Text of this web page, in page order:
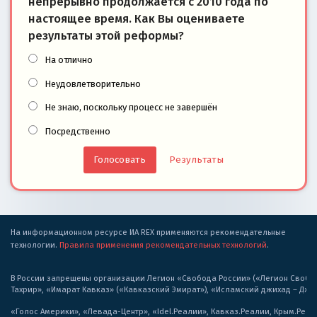
настоящее время. Как Вы оцениваете
результаты этой реформы?
На отлично
Неудовлетворительно
Не знаю, поскольку процесс не завершён
Посредственно
Результаты
На информационном ресурсе ИА REX применяются рекомендательные
технологии. Правила применения рекомендательных технологий.
В России запрещены организации Легион «Свобода России» («Легион
Тахрир», «Имарат Кавказ» («Кавказский Эмират»), «Исламский джихад –
«Голос Америки», «Левада-Центр», «Idel.Реалии», Кавказ.Реалии,